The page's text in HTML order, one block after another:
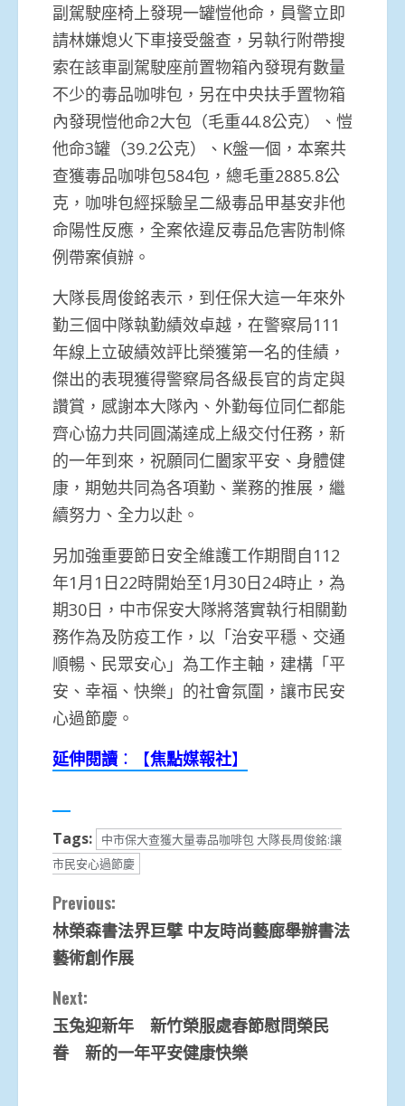
副駕駛座椅上發現一罐愷他命，員警立即
請林嫌熄火下車接受盤查，另執行附帶搜
索在該車副駕駛座前置物箱內發現有數量
不少的毒品咖啡包，另在中央扶手置物箱
內發現愷他命2大包（毛重44.8公克）、愷
他命3罐（39.2公克）、K盤一個，本案共
查獲毒品咖啡包584包，總毛重2885.8公
克，咖啡包經採驗呈二級毒品甲基安非他
命陽性反應，全案依違反毒品危害防制條
例帶案偵辦。
大隊長周俊銘表示，到任保大這一年來外
勤三個中隊執勤績效卓越，在警察局111
年線上立破績效評比榮獲第一名的佳績，
傑出的表現獲得警察局各級長官的肯定與
讚賞，感謝本大隊內、外勤每位同仁都能
齊心協力共同圓滿達成上級交付任務，新
的一年到來，祝願同仁闔家平安、身體健
康，期勉共同為各項勤、業務的推展，繼
續努力、全力以赴。
另加強重要節日安全維護工作期間自112
年1月1日22時開始至1月30日24時止，為
期30日，中市保安大隊將落實執行相關勤
務作為及防疫工作，以「治安平穩、交通
順暢、民眾安心」為工作主軸，建構「平
安、幸福、快樂」的社會氛圍，讓市民安
心過節慶。
延伸閱讀 ：【焦點媒報社】
Tags:
中市保大查獲大量毒品咖啡包 大隊長周俊銘:讓
市民安心過節慶
Continue
Reading
Previous:
林榮森書法界巨擘 中友時尚藝廊舉辦書法
藝術創作展
Next:
玉兔迎新年 新竹榮服處春節慰問榮民
眷 新的一年平安健康快樂